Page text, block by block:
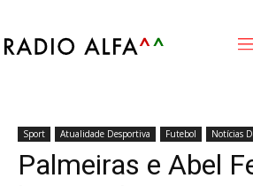
Sport Atualidade Desportiva Futebol Notícias
Palmeiras e Abel